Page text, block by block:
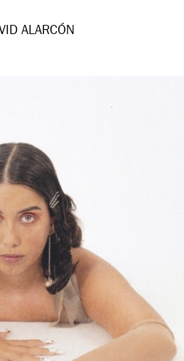
ALARCÓN